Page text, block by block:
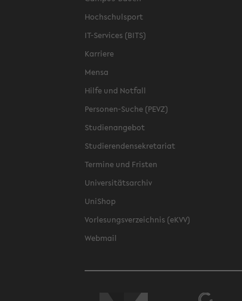
Hochschulsport
IT-Services (BITS)
Karriere
Mensa
Hilfe und Notfall
Personen-Suche (PEVZ)
Studienangebot
Studierendensekretariat
Termine und Fristen
Universitätsarchiv
UniShop
Vorlesungsverzeichnis (eKVV)
Webmail